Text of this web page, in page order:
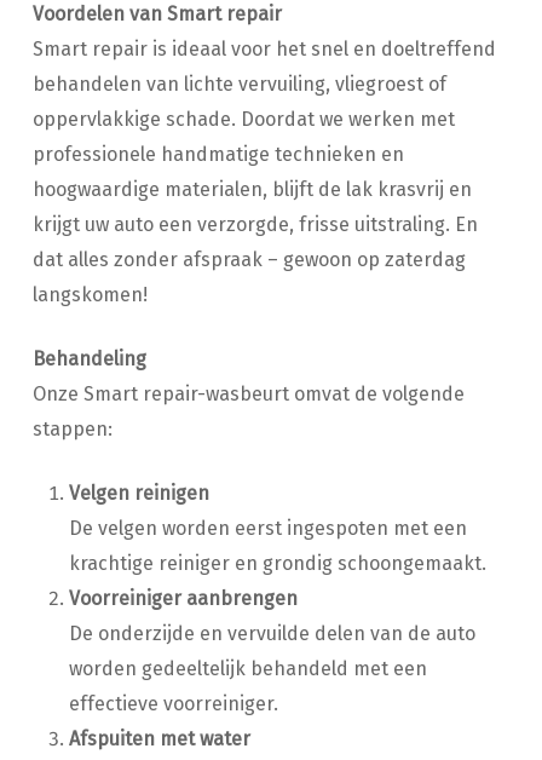
Voordelen van Smart repair
Smart repair is ideaal voor het snel en doeltreffend
behandelen van lichte vervuiling, vliegroest of
oppervlakkige schade. Doordat we werken met
professionele handmatige technieken en
hoogwaardige materialen, blijft de lak krasvrij en
krijgt uw auto een verzorgde, frisse uitstraling. En
dat alles zonder afspraak – gewoon op zaterdag
langskomen!
Behandeling
Onze Smart repair-wasbeurt omvat de volgende
stappen:
Velgen reinigen
De velgen worden eerst ingespoten met een
krachtige reiniger en grondig schoongemaakt.
Voorreiniger aanbrengen
De onderzijde en vervuilde delen van de auto
worden gedeeltelijk behandeld met een
effectieve voorreiniger.
Afspuiten met water